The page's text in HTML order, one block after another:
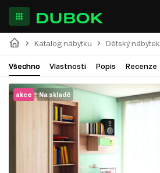
Katalog nábytku Dětský nábytek
Všechno Vlastnosti Popis Recenze
akce Na skladě